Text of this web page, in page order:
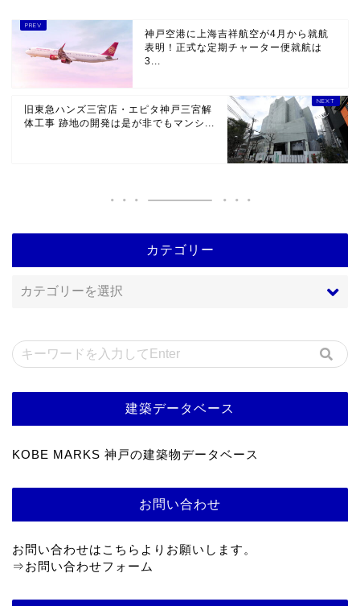
神戸空港に上海吉祥航空が4月から就航
表明！正式な定期チャーター便就航は
3...
旧東急ハンズ三宮店・エピタ神戸三宮解
体工事 跡地の開発は是が非でもマンシ...
カテゴリー
建築データベース
KOBE MARKS 神戸の建築物データベース
お問い合わせ
お問い合わせはこちらよりお願いします。
⇒お問い合わせフォーム